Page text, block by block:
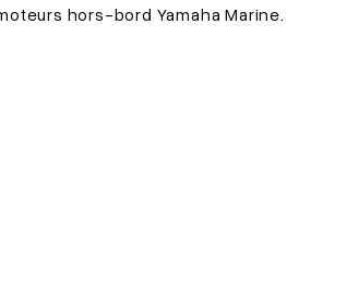
hors-bord Yamaha Marine.